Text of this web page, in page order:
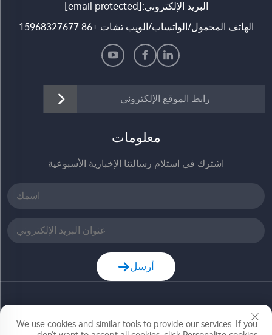
البريد الإلكتروني:
الهاتف المحمول/الواتساب/الويب تشات:+86 15968327677
رابط الموقع الإلكتروني
معلومات
اشترك في استلام رسالتنا الإخبارية الأسبوعية
أرسل
حقوق النشر © شركة زهيجيانغ جيا ديله للتكنولوجيا المحدودة.
جميع الحقوق محفوظة
We use cookies and similar tools to provide our services. If you